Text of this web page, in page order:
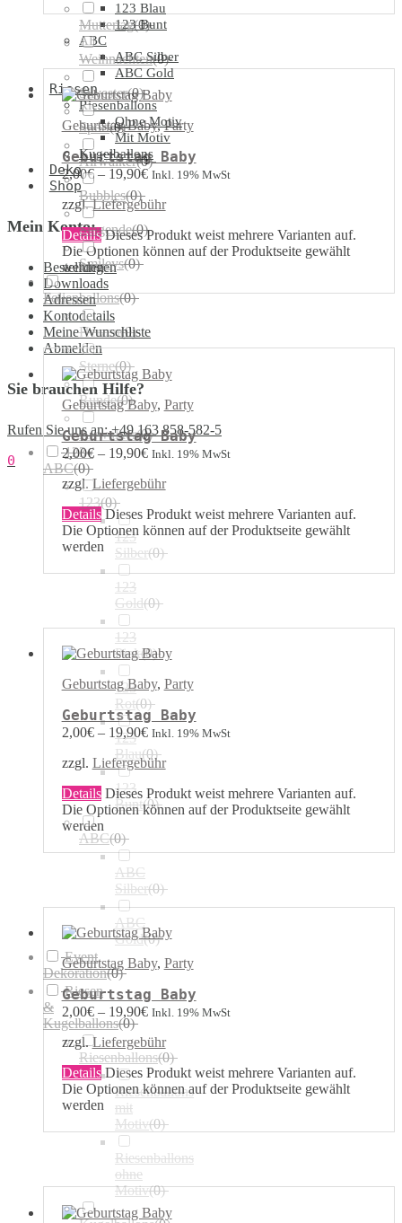
123 Blau
123 Bunt
ABC
ABC Silber
ABC Gold
Riesen
Riesenballons
Ohne Motiv
Mit Motiv
Kugelballons
Deko
Shop
Mein Konto:
Bestellungen
Downloads
Adressen
Kontodetails
Meine Wunschliste
Abmelden
Sie brauchen Hilfe?
Rufen Sie uns an: +49 163 858-582-5
0
Geburtstag Baby,Party
Geburtstag Baby
2,00€– 19,90€ Inkl. 19% MwSt
zzgl.Liefergebühr
Details Dieses Produkt weist mehrere Varianten auf.
Die Optionen können auf der Produktseite gewählt
werden
Geburtstag Baby, Party
Geburtstag Baby
2,00€– 19,90€ Inkl. 19% MwSt
zzgl.Liefergebühr
Details Dieses Produkt weist mehrere Varianten auf.
Die Optionen können auf der Produktseite gewählt
werden
Geburtstag Baby, Party
Geburtstag Baby
2,00€– 19,90€ Inkl. 19% MwSt
zzgl. Liefergebühr
Details Dieses Produkt weist mehrere Varianten auf.
Die Optionen können auf der Produktseite gewählt
werden
Geburtstag Baby, Party
Geburtstag Baby
2,00€– 19,90€ Inkl. 19% MwSt
zzgl.Liefergebühr
Details Dieses Produkt weist mehrere Varianten auf.
Die Optionen können auf der Produktseite gewählt
werden
Muttertag(0)
Weihnachten(0)
Silvester(0)
Sport(0)
Airwalker(0)
Bubbles(0)
Singende(0)
Smileys(0)
Folienballons(0)
Herzen(0)
Sterne(0)
Runde(0)
Airwalker(0)
123 /
ABC(0)
123(0)
123
Silber(0)
123
Gold(0)
123
Pink(0)
123
Rot(0)
123
Blau(0)
123
Bunt(0)
ABC(0)
ABC
Silber(0)
ABC
Gold(0)
Event
Dekoration(0)
Riesen
&
Kugelballons(0)
Riesenballons(0)
Riesenballons
mit
Motiv(0)
Riesenballons
ohne
Motiv(0)